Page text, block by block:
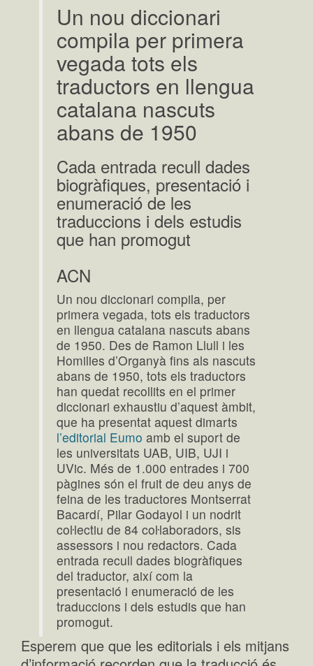
Un nou diccionari
compila per primera
vegada tots els
traductors en llengua
catalana nascuts
abans de 1950
Cada entrada recull dades
biogràfiques, presentació i
enumeració de les
traduccions i dels estudis
que han promogut
ACN
Un nou diccionari compila, per
primera vegada, tots els traductors
en llengua catalana nascuts abans
de 1950. Des de Ramon Llull i les
Homilies d’Organyà fins als nascuts
abans de 1950, tots els traductors
han quedat recollits en el primer
diccionari exhaustiu d’aquest àmbit,
que ha presentat aquest dimarts
l’editorial Eumo amb el suport de
les universitats UAB, UIB, UJI i
UVic. Més de 1.000 entrades i 700
pàgines són el fruit de deu anys de
feina de les traductores Montserrat
Bacardí, Pilar Godayol i un nodrit
coŀlectiu de 84 coŀlaboradors, sis
assessors i nou redactors. Cada
entrada recull dades biogràfiques
del traductor, així com la
presentació i enumeració de les
traduccions i dels estudis que han
promogut.
Esperem que que les editorials i els mitjans